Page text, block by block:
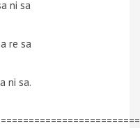
ni sa
re sa
ni sa.